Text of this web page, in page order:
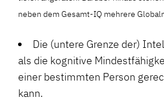
neben dem Gesamt-IQ mehrere
Die (untere Grenze der)
als die kognitive
einer bestimmten Person
kann.